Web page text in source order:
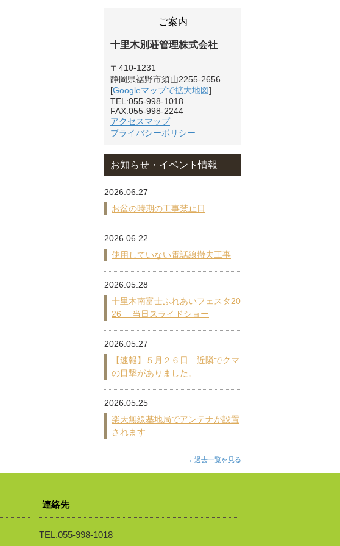
ご案内
十里木別荘管理株式会社
〒410-1231
静岡県裾野市須山2255-2656
[Googleマップで拡大地図 ]
TEL:055-998-1018
FAX:055-998-2244
アクセスマップ
プライバシーポリシー
お知らせ・イベント情報
2026.06.27
お盆の時期の工事禁止日
2026.06.22
使用していない電話線撤去工事
2026.05.28
十里木南富士ふれあいフェスタ20
26 当日スライドショー
2026.05.27
【速報】５月２６日 近隣でクマ
の目撃がありました。
2026.05.25
楽天無線基地局でアンテナが設置
されます
過去一覧を見る
連絡先
TEL.055-998-1018